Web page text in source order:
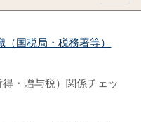
（国税局・税務署等）
・贈与税）関係チェッ